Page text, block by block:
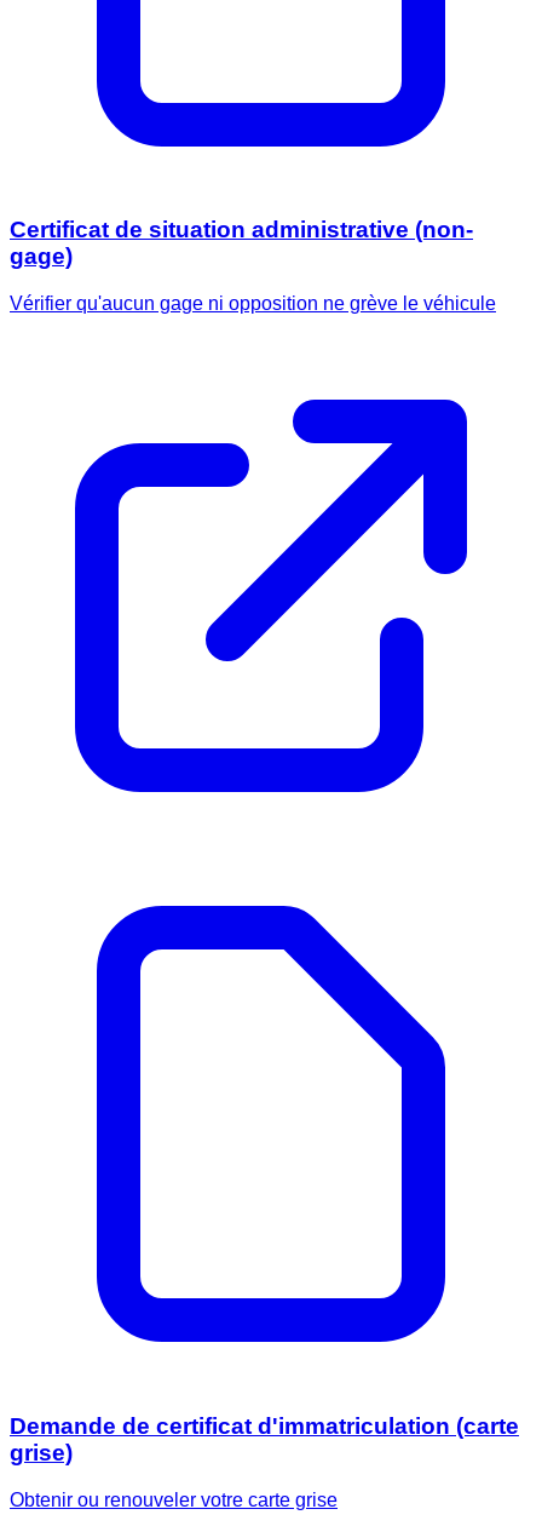
Certificat de situation administrative (non-
gage)
Vérifier qu'aucun gage ni opposition ne grève le véhicule
Demande de certificat d'immatriculation (carte
grise)
Obtenir ou renouveler votre carte grise